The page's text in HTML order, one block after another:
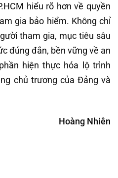
hiểu rõ hơn về quyền
gia bảo hiểm. Không chỉ
tham gia, mục tiêu sâu
đúng đắn, bền vững về an
hiện thực hóa lộ trình
chủ trương của Đảng và
Hoàng Nhiên